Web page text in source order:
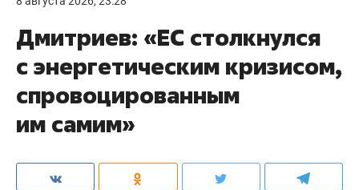
Дмитриев: «ЕС столкнулся
с энергетическим кризисом,
спровоцированным
им самим»